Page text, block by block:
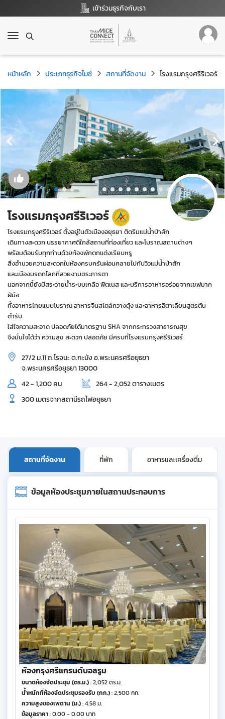
เข้าร่วมธุรกิจกับเรา
T
g
g
l
e
g
i
o
n
หน้าหลัก ประเภทธุรกิจไมซ์ สถานที่จัดงาน โรงแรมกรุงศรีริเวอร์
โรงแรมกรุงศรีริเวอร์
โรงแรมกรุงศรีริเวอร์ ตั้งอยู่ในตัวเมืองอยุธยา ติดริมแม่น้ำป่าสัก
เดินทางสะดวก บรรยากาศดีใกล้สถานที่ท่องเที่ยว และโบราณสถานต่างๆ
พร้อมต้อนรับทุกท่านด้วยห้องพักตกแต่งเรียบหรู
สิ่งอำนวยความสะดวกในห้องครบครันผ่อนคลายไปกับวิวแม่น้ำป่าสัก
และเมืองมรดกโลกที่สวยงามตระการตา
นอกจากนี้ยังมีสระว่ายน้ำระบบเกลือ ฟิตเนส และบริการอาหารอร่อยจากเชฟมาก
ฝีมือ
ทั้งอาหารไทยแบบโบราณ อาหารจีนสไตล์กวางตุ้ง และอาหารอิตาเลียนสูตรต้น
ตำรับ
ใส่ใจความสะอาด ปลอดภัยได้มาตรฐาน SHA จากกระทรวงสาธารณสุข
จึงมั่นใจได้ว่า ความสุข สะดวก ปลอดภัย มีครบที่โรงแรมกรุงศรีริเวอร์
27/2 ม.11 ถ.โรจนะ ต.กะมัง อ.พระนครศรีอยุธยา
จ.พระนครศรีอยุธยา 13000
42 - 1,200 คน
264 - 2,052 ตารางเมตร
300 เมตรจากสถานีรถไฟอยุธยา
สถานที่จัดงาน ที่พัก อาหารและเครื่องดื่ม
ข้อมูลห้องประชุมภายในสถานประกอบการ
ห้องกรุงศรีแกรนด์บอลรูม
ขนาดห้องจัดประชุม (ตร.ม.): 2,052 ตร.ม.
น้ำหนักที่ห้องจัดประชุมรองรับ (กก.): 2,500 กก.
ความสูงของเพดาน (ม.): 4.58 ม.
ข้อมูลราคา: 0.00 - 0.00 บาท